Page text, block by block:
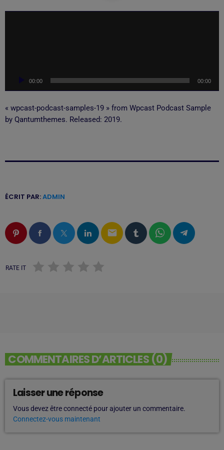
u
d
00:00 00:00
« wpcast-podcast-samples-19 » from Wpcast Podcast Sample
by Qantumthemes. Released: 2019.
ÉCRIT PAR:ADMIN
email
RATE IT
COMMENTAIRES D’ARTICLES (0)
Laisser une réponse
Vous devez être connecté pour ajouter un commentaire.
Connectez-vous maintenant